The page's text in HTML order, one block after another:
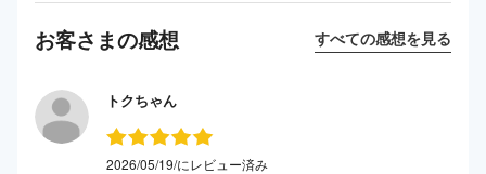
お客さまの感想 すべての感想を見る
トクちゃん
2026/05/19/にレビュー済み